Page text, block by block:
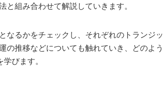
組み合わせて解説していきます。
なるかをチェックし、それぞれのトランジッ
の推移などについても触れていき、どのよう
びます。